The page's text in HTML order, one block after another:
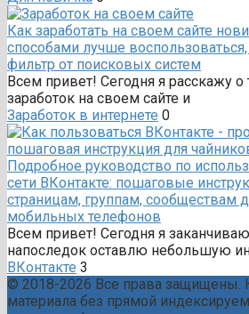
Как заработать на своем сайте
способами лучше
фильтр от поисковых систем
Всем привет! Сегодня я расскажу о
заработок на своем сайте и
Заработок в интернете 0
Подробное руководство по
сети ВКонтакте: пошаговые
страницам, группам, сообществам
мобильных телефонов
Всем привет! Сегодня я
напоследок оставлю небольшую
ВКонтакте 3
© 2018-2026 Все права защищены.
материала без прямой